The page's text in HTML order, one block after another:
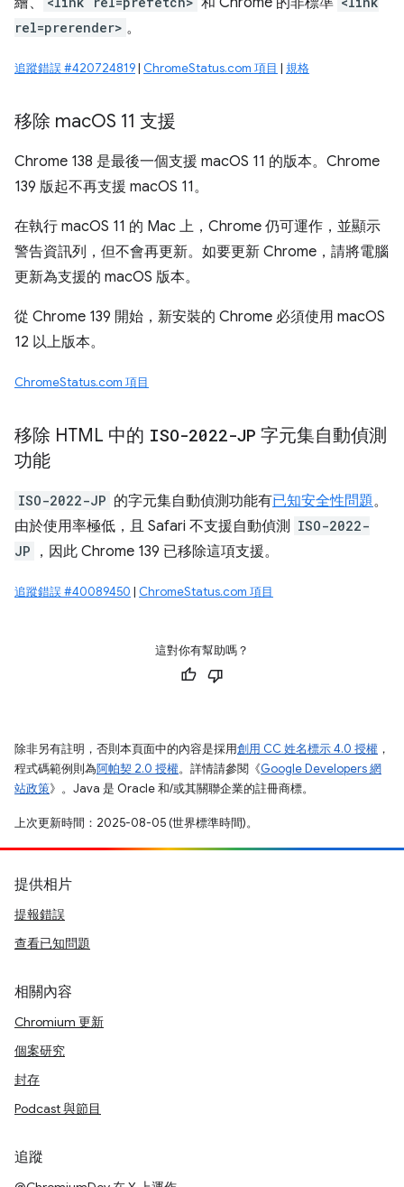
rel=prerender> 。
追蹤錯誤 #420724819| ChromeStatus.com 項目 | 規格
移除 macOS 11 支援
Chrome 138 是最後一個支援 macOS 11 的版本。Chrome
139 版起不再支援 macOS 11。
在執行 macOS 11 的 Mac 上，Chrome 仍可運作，並顯示
警告資訊列，但不會再更新。如要更新 Chrome，請將電腦
更新為支援的 macOS 版本。
從 Chrome 139 開始，新安裝的 Chrome 必須使用 macOS
12 以上版本。
ChromeStatus.com 項目
移除 HTML 中的 ISO-2022-JP 字元集自動偵測
功能
ISO-2022-JP 的字元集自動偵測功能有已知安全性問題。
由於使用率極低，且 Safari 不支援自動偵測 ISO-2022-
JP
，因此 Chrome 139 已移除這項支援。
追蹤錯誤 #40089450 | ChromeStatus.com 項目
這對你有幫助嗎？
除非另有註明，否則本頁面中的內容是採用創用 CC 姓名標示 4.0 授權 ，
程式碼範例則為阿帕契 2.0 授權。詳情請參閱《Google Developers 網
站政策》。Java 是 Oracle 和/或其關聯企業的註冊商標。
上次更新時間：2025-08-05 (世界標準時間)。
提供相片
提報錯誤
查看已知問題
相關內容
Chromium 更新
個案研究
封存
Podcast 與節目
追蹤